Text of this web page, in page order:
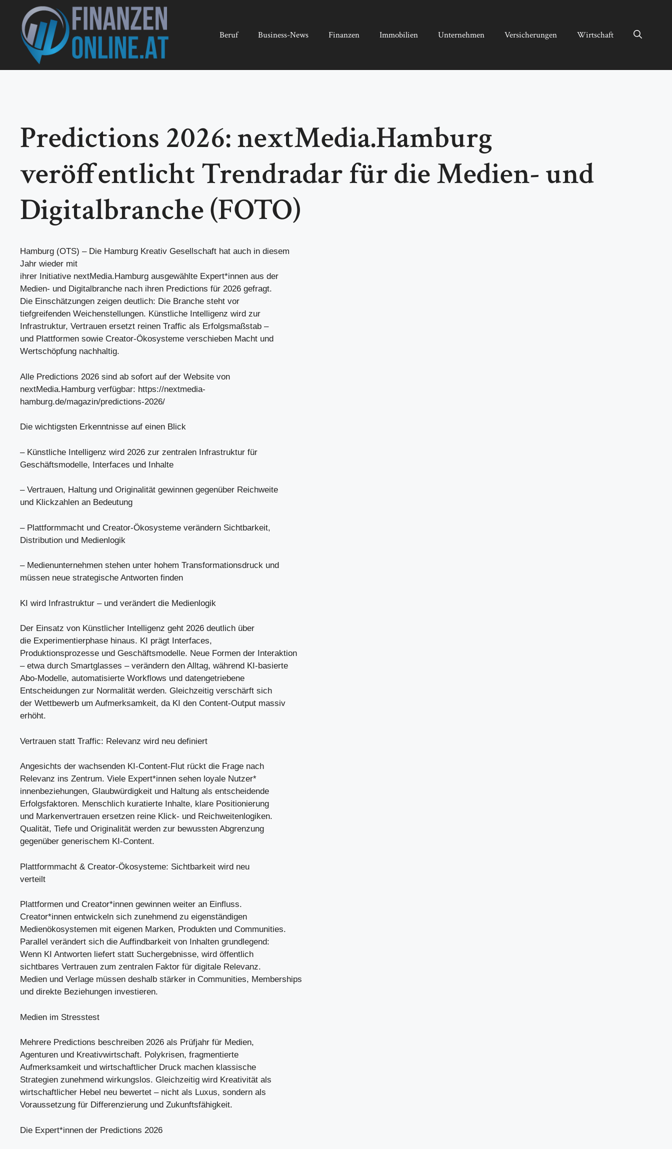
springen
Beruf Business-News Finanzen Immobilien Unternehmen Versicherungen Wirtschaft
Predictions 2026: nextMedia.Hamburg
veröffentlicht Trendradar für die Medien- und
Digitalbranche (FOTO)
Hamburg (OTS) – Die Hamburg Kreativ Gesellschaft hat auch in diesem
Jahr wieder mit
ihrer Initiative nextMedia.Hamburg ausgewählte Expert*innen aus der
Medien- und Digitalbranche nach ihren Predictions für 2026 gefragt.
Die Einschätzungen zeigen deutlich: Die Branche steht vor
tiefgreifenden Weichenstellungen. Künstliche Intelligenz wird zur
Infrastruktur, Vertrauen ersetzt reinen Traffic als Erfolgsmaßstab –
und Plattformen sowie Creator-Ökosysteme verschieben Macht und
Wertschöpfung nachhaltig.
Alle Predictions 2026 sind ab sofort auf der Website von
nextMedia.Hamburg verfügbar: https://nextmedia-
hamburg.de/magazin/predictions-2026/
Die wichtigsten Erkenntnisse auf einen Blick
– Künstliche Intelligenz wird 2026 zur zentralen Infrastruktur für
Geschäftsmodelle, Interfaces und Inhalte
– Vertrauen, Haltung und Originalität gewinnen gegenüber Reichweite
und Klickzahlen an Bedeutung
– Plattformmacht und Creator-Ökosysteme verändern Sichtbarkeit,
Distribution und Medienlogik
– Medienunternehmen stehen unter hohem Transformationsdruck und
müssen neue strategische Antworten finden
KI wird Infrastruktur – und verändert die Medienlogik
Der Einsatz von Künstlicher Intelligenz geht 2026 deutlich über
die Experimentierphase hinaus. KI prägt Interfaces,
Produktionsprozesse und Geschäftsmodelle. Neue Formen der Interaktion
– etwa durch Smartglasses – verändern den Alltag, während KI-basierte
Abo-Modelle, automatisierte Workflows und datengetriebene
Entscheidungen zur Normalität werden. Gleichzeitig verschärft sich
der Wettbewerb um Aufmerksamkeit, da KI den Content-Output massiv
erhöht.
Vertrauen statt Traffic: Relevanz wird neu definiert
Angesichts der wachsenden KI-Content-Flut rückt die Frage nach
Relevanz ins Zentrum. Viele Expert*innen sehen loyale Nutzer*
innenbeziehungen, Glaubwürdigkeit und Haltung als entscheidende
Erfolgsfaktoren. Menschlich kuratierte Inhalte, klare Positionierung
und Markenvertrauen ersetzen reine Klick- und Reichweitenlogiken.
Qualität, Tiefe und Originalität werden zur bewussten Abgrenzung
gegenüber generischem KI-Content.
Plattformmacht & Creator-Ökosysteme: Sichtbarkeit wird neu
verteilt
Plattformen und Creator*innen gewinnen weiter an Einfluss.
Creator*innen entwickeln sich zunehmend zu eigenständigen
Medienökosystemen mit eigenen Marken, Produkten und Communities.
Parallel verändert sich die Auffindbarkeit von Inhalten grundlegend:
Wenn KI Antworten liefert statt Suchergebnisse, wird öffentlich
sichtbares Vertrauen zum zentralen Faktor für digitale Relevanz.
Medien und Verlage müssen deshalb stärker in Communities, Memberships
und direkte Beziehungen investieren.
Medien im Stresstest
Mehrere Predictions beschreiben 2026 als Prüfjahr für Medien,
Agenturen und Kreativwirtschaft. Polykrisen, fragmentierte
Aufmerksamkeit und wirtschaftlicher Druck machen klassische
Strategien zunehmend wirkungslos. Gleichzeitig wird Kreativität als
wirtschaftlicher Hebel neu bewertet – nicht als Luxus, sondern als
Voraussetzung für Differenzierung und Zukunftsfähigkeit.
Die Expert*innen der Predictions 2026